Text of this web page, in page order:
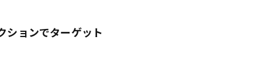
ションでターゲット